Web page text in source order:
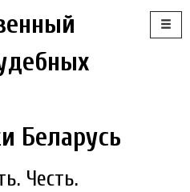
Беларусь
Честь.